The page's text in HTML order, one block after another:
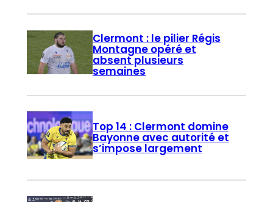
Clermont : le pilier Régis
Montagne opéré et
absent plusieurs
semaines
Top 14 : Clermont domine
Bayonne avec autorité et
s’impose largement